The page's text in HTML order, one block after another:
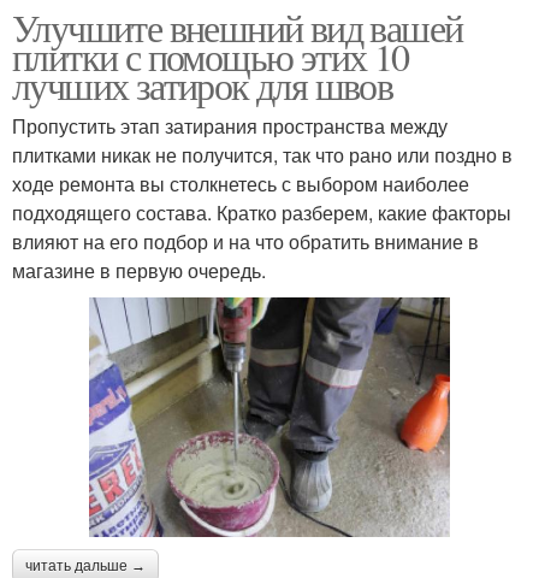
Улучшите внешний вид вашей
плитки с помощью этих 10
лучших затирок для швов
Пропустить этап затирания пространства между
плитками никак не получится, так что рано или поздно в
ходе ремонта вы столкнетесь с выбором наиболее
подходящего состава. Кратко разберем, какие факторы
влияют на его подбор и на что обратить внимание в
магазине в первую очередь.
читать дальше →